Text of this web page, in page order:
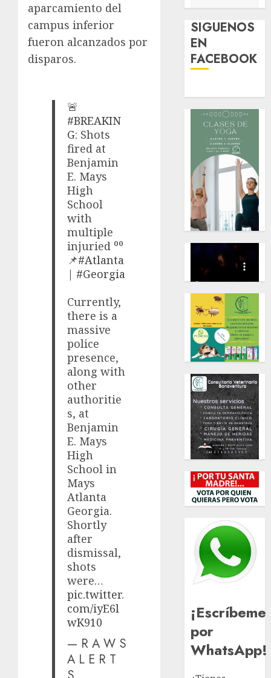
aparcamiento del
campus inferior
fueron alcanzados por
disparos.
🚨
#BREAKIN
G: Shots
fired at
Benjamin
E. Mays
High
School
with
multiple
injuried ⁰⁰
📌#Atlanta
| #Georgia
Currently,
there is a
massive
police
presence,
along with
other
authoritie
s, at
Benjamin
E. Mays
High
School in
Mays
Atlanta
Georgia.
Shortly
after
dismissal,
shots
were…
pic.twitter.
com/iyE6l
wK910
— R A W S
A L E R T
SIGUENOS
EN
FACEBOOK
¡Escríbeme
por
WhatsApp!